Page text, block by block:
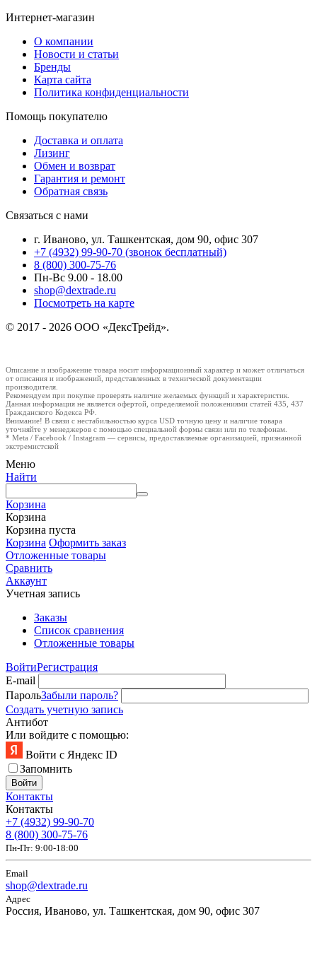
Интернет-магазин
О компании
Новости и статьи
Бренды
Карта сайта
Политика конфиденциальности
Помощь покупателю
Доставка и оплата
Лизинг
Обмен и возврат
Гарантия и ремонт
Обратная связь
Связаться с нами
г. Иваново, ул. Ташкентская, дом 90, офис 307
+7 (4932) 99-90-70 (звонок бесплатный)
8 (800) 300-75-76
Пн-Вс 9.00 - 18.00
shop@dextrade.ru
Посмотреть на карте
© 2017 - 2026 ООО «ДексТрейд».
Описание и изображение товара носит информационный характер и может отличаться
от описания и изображений, представленных в технической документации
производителя.
Рекомендуем при покупке проверять наличие желаемых функций и характеристик.
Данная информация не является офертой, определяемой положениями статей 435, 437
Гражданского Кодекса РФ.
Внимание! В связи с нестабильностью курса USD точную цену и наличие товара
уточняйте у менеджеров с помощью специальной формы связи или по телефонам.
* Meta / Facebook / Instagram — сервисы, предоставляемые организацией, признанной
экстремистской
Меню
Найти
Корзина
Корзина
Корзина пуста
Корзина Оформить заказ
Отложенные товары
Сравнить
Аккаунт
Учетная запись
Заказы
Список сравнения
Отложенные товары
ВойтиРегистрация
E-mail
ПарольЗабыли пароль?
Создать учетную запись
Антибот
Или войдите с помощью:
Войти с Яндекс ID
Запомнить
Войти
Контакты
Контакты
+7 (4932) 99-90-70
8 (800) 300-75-76
Пн-Пт: 9:00-18:00
Email
shop@dextrade.ru
Адрес
Россия, Иваново, ул. Ташкентская, дом 90, офис 307